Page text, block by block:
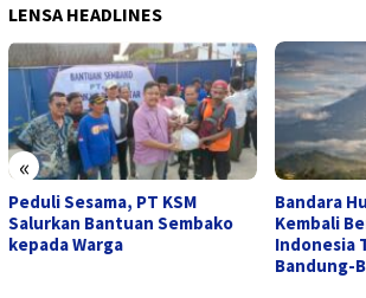
LENSA HEADLINES
«
KSM
Bandara Husein Sastranegara
Kembali Beroperasi, Garuda
Indonesia Terbangkan Rute